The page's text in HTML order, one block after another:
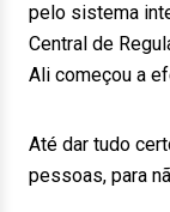
pelo sistema
Central de
Ali começou a
Até dar tudo
pessoas, para